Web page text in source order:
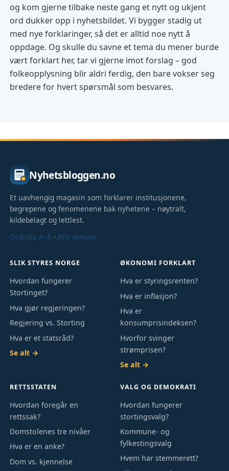
og kom gjerne tilbake neste gang et nytt og ukjent
ord dukker opp i nyhetsbildet. Vi bygger stadig ut
med nye forklaringer, så det er alltid noe nytt å
oppdage. Og skulle du savne et tema du mener burde
vært forklart her, tar vi gjerne imot forslag – god
folkeopplysning blir aldri ferdig, den bare vokser seg
bredere for hvert spørsmål som besvares.
Nyhetsbloggen.no
Et uavhengig magasin som forklarer institusjonene,
begrepene og fenomenene bak nyhetene – nøytralt,
kildebelagt og lettlest.
Ordliste A–Å ·Alle temaer
SLIK STYRES NORGE
Hvordan fungerer
Stortinget?
Hva gjør regjeringen?
Regjering vs. Storting
Hva er et statsråd?
Se alt →
ØKONOMI FORKLART
Hva er styringsrenten?
Hva er inflasjon?
Hva er
konsumprisindeksen?
Hvorfor svinger
strømprisen?
Se alt →
RETTSSTATEN
Hvordan foregår en
rettssak?
Domstolenes tre nivåer
Hva er en anke?
Dom vs. kjennelse
VALG OG DEMOKRATI
Hvordan fungerer
stortingsvalg?
Kommune- og
fylkestingsvalg
Hvem har stemmerett?